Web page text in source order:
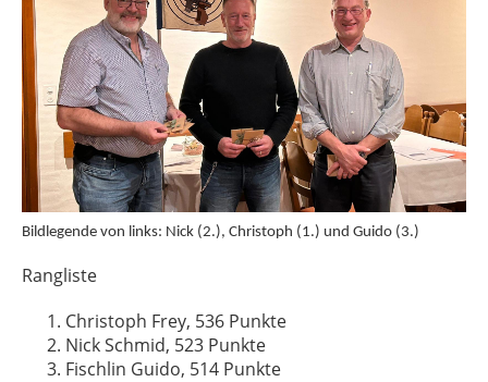
Bildlegende von links: Nick (2.), Christoph (1.) und Guido (3.)
Rangliste
Christoph Frey, 536 Punkte
Nick Schmid, 523 Punkte
Fischlin Guido, 514 Punkte